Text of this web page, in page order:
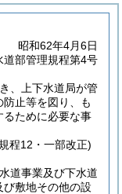
昭和62年4月6日
道部管理規程第4号
、上下水道局が管
止等を図り、も
るために必要な事
程12・一部改正)
道事業及び下水道
敷地その他の設